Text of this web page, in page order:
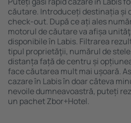
căutare. Introduceți destinația și
check-out. După ce ați ales
motorul de căutare va afișa
disponibile în Labis. Filtrarea
tipul proprietăţii, numărul de
distanța față de centru și
face căutarea mult mai ușoară.
cazare în Labis în doar câteva
nevoile dumneavoastră, puteți
un pachet Zbor+Hotel.